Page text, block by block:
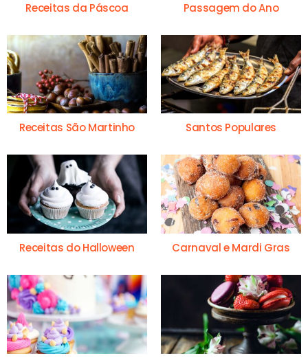
Receitas da Páscoa Passagem do Ano
Receitas São Martinho Santos Populares
Receitas do Halloween Carnaval e Mardi Gras